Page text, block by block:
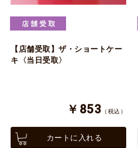
【店舗受取】ザ・ショートケー
キ〈当日受取〉
￥853 （税込）
カートに入れる